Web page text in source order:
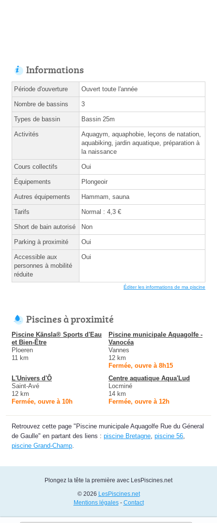
Informations
Période d'ouverture Ouvert toute l'année
Nombre de bassins 3
Types de bassin Bassin 25m
Activités
Aquagym, aquaphobie, leçons de natation,
aquabiking, jardin aquatique, préparation à
la naissance
Cours collectifs Oui
Équipements Plongeoir
Autres équipements Hammam, sauna
Tarifs Normal : 4,3 €
Short de bain autorisé Non
Parking à proximité Oui
Accessible aux
personnes à mobilité
réduite
Oui
Éditer les informations de ma piscine
Piscines à proximité
Piscine Känsla® Sports d'Eau
et Bien-Être
Ploeren
11 km
Piscine municipale Aquagolfe -
Vanocéa
Vannes
12 km
Fermée, ouvre à 8h15
L'Univers d'Ô
Saint-Avé
12 km
Fermée, ouvre à 10h
Centre aquatique Aqua'Lud
Locminé
14 km
Fermée, ouvre à 12h
Retrouvez cette page "Piscine municipale Aquagolfe Rue du Géneral
de Gaulle" en partant des liens : piscine Bretagne piscine 56
piscine Grand-Champ
Plongez la tête la première avec LesPiscines.net
© 2026 LesPiscines.net
Mentions légales- Contact